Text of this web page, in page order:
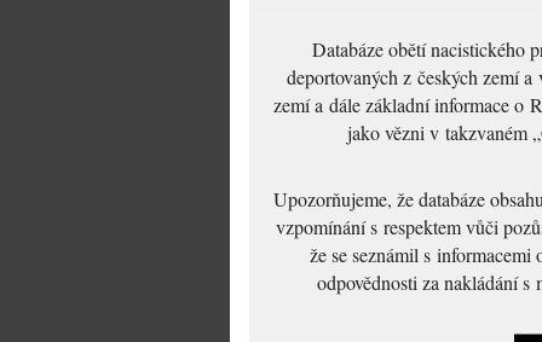
Databáze obětí nacistického
deportovaných z českých zemí
zemí a dále základní informace o
jako vězni v takzvaném
Upozorňujeme, že databáze
vzpomínání s respektem vůči
že se seznámil s
odpovědnosti za nakládání